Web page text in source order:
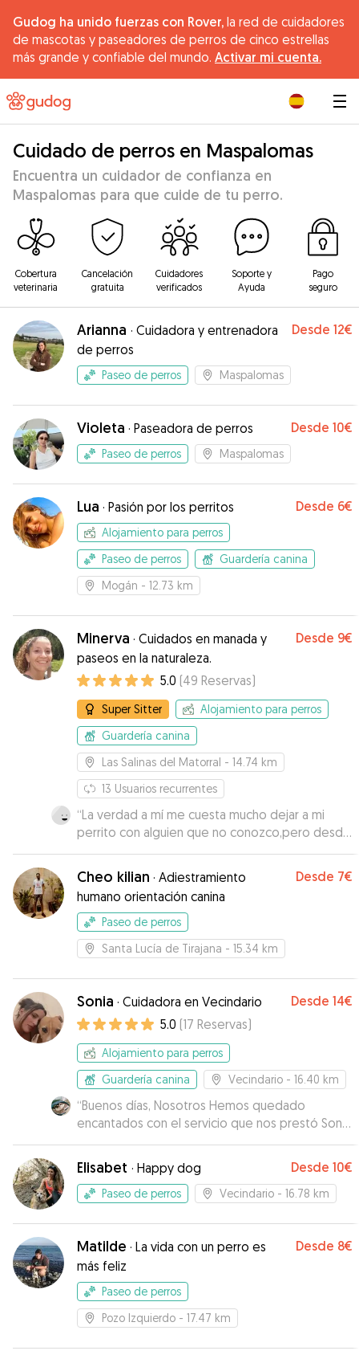
Gudog ha unido fuerzas con Rover, la red de cuidadores
de mascotas y paseadores de perros de cinco estrellas
más grande y confiable del mundo. Activar mi cuenta.
Cuidado de perros en Maspalomas
Encuentra un cuidador de confianza en
Maspalomas para que cuide de tu perro.
Cobertura
veterinaria
Cancelación
gratuita
Cuidadores
verificados
Soporte y
Ayuda
Pago
seguro
Arianna · Cuidadora y entrenadora
de perros
Desde 12€
Paseo de perros Maspalomas
Violeta · Paseadora de perros Desde 10€
Paseo de perros Maspalomas
Lua · Pasión por los perritos Desde 6€
Alojamiento para perros
Paseo de perros
Guardería canina
Mogán - 12.73 km
Minerva · Cuidados en manada y
paseos en la naturaleza.
Desde 9€
5.0 (49 Reservas)
Super Sitter
Alojamiento para perros
Guardería canina
Las Salinas del Matorral - 14.74 km
13 Usuarios recurrentes
“La verdad a mí me cuesta mucho dejar a mi
perrito con alguien que no conozco,pero desde
el principio mi perro se sintió a gusto,ellos son
muy atentos y se nota que saben cómo
cuidarlos,así que si eres como yo que te cuesta
confiar este es tu sitio😉”
Cheo kilian · Adiestramiento
humano orientación canina
Desde 7€
Paseo de perros
Santa Lucía de Tirajana - 15.34 km
Sonia · Cuidadora en Vecindario Desde 14€
5.0 (17 Reservas)
Alojamiento para perros
Guardería canina
Vecindario - 16.40 km
“Buenos días, Nosotros Hemos quedado
encantados con el servicio que nos prestó Sonia
con Lazi, tanto por el cariño que le prestó a la
perrita como el servicio que nos prestó a
Nosotros, nos tenía puntualmente informados
del Estado de Lazi con Fotos y mensajes a diario,
Santiago Bermúdez”
Elisabet · Happy dog Desde 10€
Paseo de perros Vecindario - 16.78 km
Matilde · La vida con un perro es
más feliz
Desde 8€
Paseo de perros
Pozo Izquierdo - 17.47 km